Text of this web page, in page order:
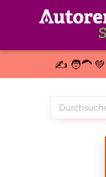
✍️ 🧑‍🦱 💚
Durchsuchen
Sie